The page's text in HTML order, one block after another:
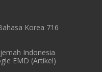
Korea 716
Indonesia
EMD (Artikel)